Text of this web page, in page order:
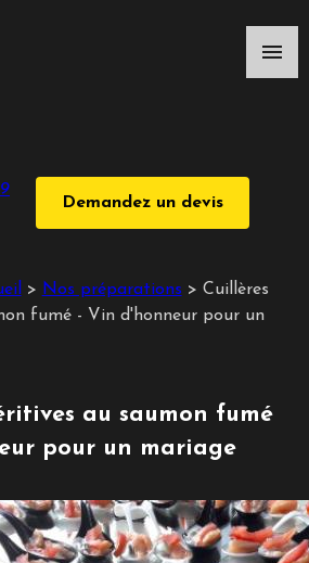
menu
Demandez un devis
> Nos préparations > Cuillères
fumé - Vin d'honneur pour un
au saumon fumé
pour un mariage
cookies